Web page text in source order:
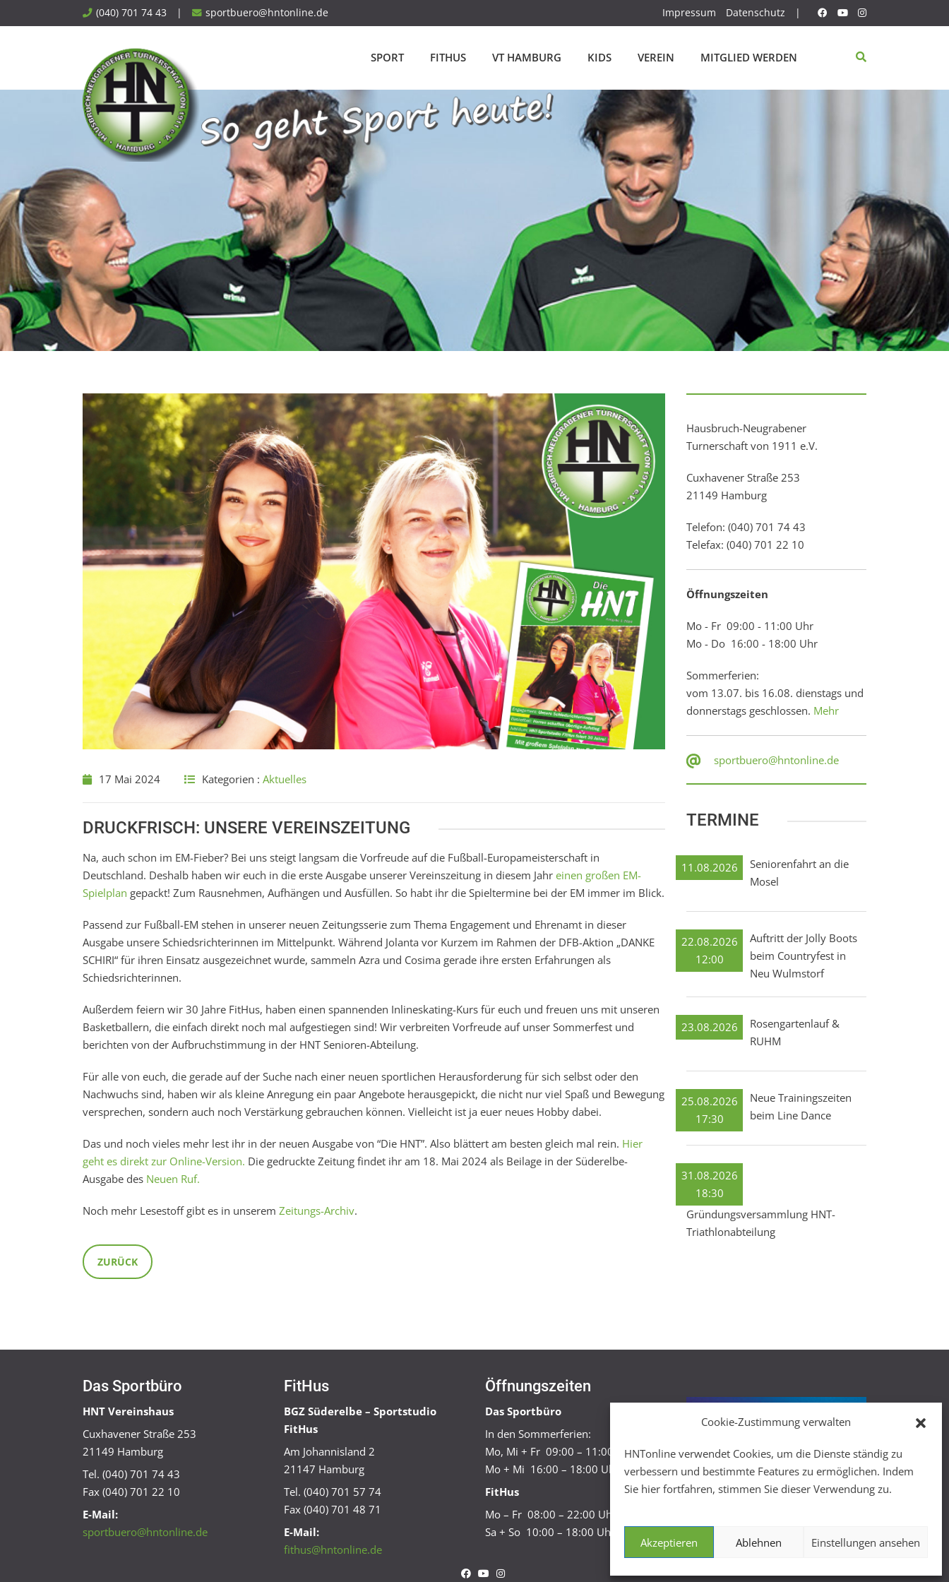
Cookie-Zustimmung verwalten
HNTonline verwendet Cookies, um die Dienste ständig zu
verbessern und bestimmte Features zu ermöglichen. Indem
Sie hier fortfahren, stimmen Sie dieser Verwendung zu.
Akzeptieren Ablehnen Einstellungen ansehen
to
(040) 701 74 43 | sportbuero@hntonline.de Impressum Datenschutz |
SPORT FITHUS VT HAMBURG KIDS VEREIN MITGLIED WERDEN
17 Mai 2024 Kategorien : Aktuelles
DRUCKFRISCH: UNSERE VEREINSZEITUNG
Na, auch schon im EM-Fieber? Bei uns steigt langsam die Vorfreude auf die Fußball-Europameisterschaft in
Deutschland. Deshalb haben wir euch in die erste Ausgabe unserer Vereinszeitung in diesem Jahr einen großen EM-
Spielplan gepackt! Zum Rausnehmen, Aufhängen und Ausfüllen. So habt ihr die Spieltermine bei der EM immer im Blick.
Passend zur Fußball-EM stehen in unserer neuen Zeitungsserie zum Thema Engagement und Ehrenamt in dieser
Ausgabe unsere Schiedsrichterinnen im Mittelpunkt. Während Jolanta vor Kurzem im Rahmen der DFB-Aktion „DANKE
SCHIRI“ für ihren Einsatz ausgezeichnet wurde, sammeln Azra und Cosima gerade ihre ersten Erfahrungen als
Schiedsrichterinnen.
Außerdem feiern wir 30 Jahre FitHus, haben einen spannenden Inlineskating-Kurs für euch und freuen uns mit unseren
Basketballern, die einfach direkt noch mal aufgestiegen sind! Wir verbreiten Vorfreude auf unser Sommerfest und
berichten von der Aufbruchstimmung in der HNT Senioren-Abteilung.
Für alle von euch, die gerade auf der Suche nach einer neuen sportlichen Herausforderung für sich selbst oder den
Nachwuchs sind, haben wir als kleine Anregung ein paar Angebote herausgepickt, die nicht nur viel Spaß und Bewegung
versprechen, sondern auch noch Verstärkung gebrauchen können. Vielleicht ist ja euer neues Hobby dabei.
Das und noch vieles mehr lest ihr in der neuen Ausgabe von “Die HNT”. Also blättert am besten gleich mal rein. Hier
geht es direkt zur Online-Version. Die gedruckte Zeitung findet ihr am 18. Mai 2024 als Beilage in der Süderelbe-
Ausgabe des Neuen Ruf.
Noch mehr Lesestoff gibt es in unserem Zeitungs-Archiv.
ZURÜCK
Hausbruch-Neugrabener
Turnerschaft von 1911 e.V.
Cuxhavener Straße 253
21149 Hamburg
Telefon: (040) 701 74 43
Telefax: (040) 701 22 10
Öffnungszeiten
Mo - Fr 09:00 - 11:00 Uhr
Mo - Do 16:00 - 18:00 Uhr
Sommerferien:
vom 13.07. bis 16.08. dienstags und
donnerstags geschlossen. Mehr
sportbuero@hntonline.de
TERMINE
11.08.2026
Seniorenfahrt an die
Mosel
22.08.2026
12:00
Auftritt der Jolly Boots
beim Countryfest in
Neu Wulmstorf
23.08.2026
Rosengartenlauf &
RUHM
25.08.2026
17:30
Neue Trainingszeiten
beim Line Dance
31.08.2026
18:30
Gründungsversammlung HNT-
Triathlonabteilung
Das Sportbüro
HNT Vereinshaus
Cuxhavener Straße 253
21149 Hamburg
Tel. (040) 701 74 43
Fax (040) 701 22 10
E-Mail:
sportbuero@hntonline.de
FitHus
BGZ Süderelbe – Sportstudio
FitHus
Am Johannisland 2
21147 Hamburg
Tel. (040) 701 57 74
Fax (040) 701 48 71
E-Mail:
fithus@hntonline.de
Öffnungszeiten
Das Sportbüro
In den Sommerferien:
Mo, Mi + Fr 09:00 – 11:00 Uhr
Mo + Mi 16:00 – 18:00 Uhr
FitHus
Mo – Fr 08:00 – 22:00 Uhr
Sa + So 10:00 – 18:00 Uhr